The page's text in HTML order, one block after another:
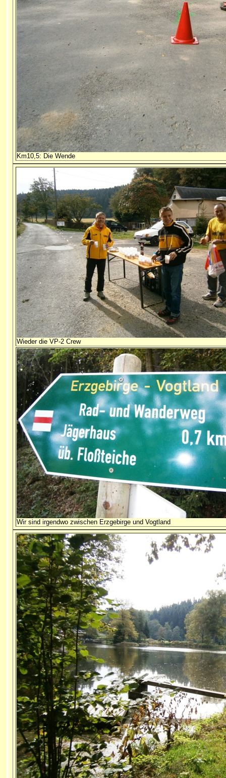
Km10,5: Die Wende
Wieder die VP-2 Crew
Wir sind irgendwo zwischen Erzgebirge und Vogtland